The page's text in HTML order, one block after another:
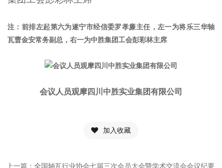
注：前排左起第六为遂宁市经信委罗孝廉主任，左一为将乐三华轴
瓦曹金安常务副总，右一为中胜集团工会彭彩林主席
会议人员观摩四川中胜实业集团有限公司
加入收藏
上一篇：全国轴瓦行业协会七届三次会员大会暨学术交流会会议纪要